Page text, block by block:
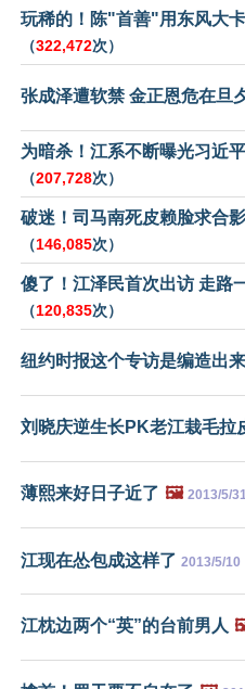
玩稀的！陈"首善"用东风大
（322,472次）
张成泽遭软禁 金正恩危在旦
为暗杀！江系不断曝光习近
（207,728次）
破迷！司马南死皮赖脸求合
（146,085次）
傻了！江泽民首次出访 走路
（120,835次）
纽约时报这个专访是编造出
刘晓庆逆生长PK老江栽毛拉
薄熙来好日子近了 🖼️ 2013/5/31
江现在怂包成这样了 2013/5/10
江枕边两个“英”的台前男人